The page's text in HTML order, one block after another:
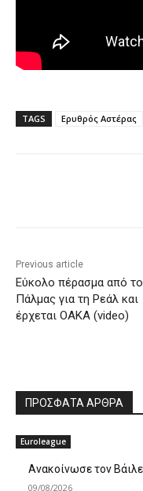
TAGS Ερυθρός Αστέρας
Previous article
Εύκολο πέρασμα από
Πάλμας για τη Ρεάλ και
έρχεται ΟΑΚΑ (video)
ΠΡΟΣΦΑΤΑ ΑΡΘΡΑ
Euroleague
Ανακοίνωσε τον
09/08/2026